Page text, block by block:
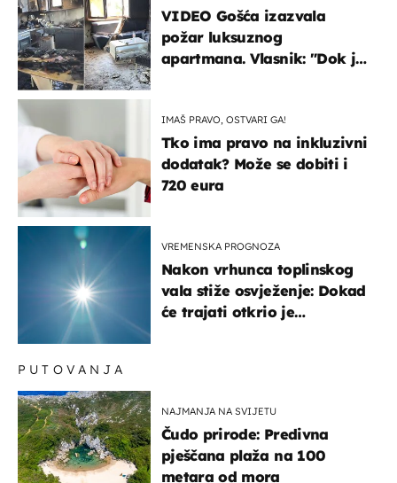
VIDEO Gošća izazvala
požar luksuznog
apartmana. Vlasnik: "Dok je
IMAŠ PRAVO, OSTVARI GA!
Tko ima pravo na inkluzivni
dodatak? Može se dobiti i
720 eura
VREMENSKA PROGNOZA
Nakon vrhunca toplinskog
vala stiže osvježenje: Dokad
će trajati otkrio je
PUTOVANJA
NAJMANJA NA SVIJETU
Čudo prirode: Predivna
pješčana plaža na 100
metara od mora